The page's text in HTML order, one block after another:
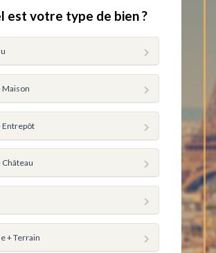
est votre type de bien ?
Maison
Entrepôt
Château
+ Terrain